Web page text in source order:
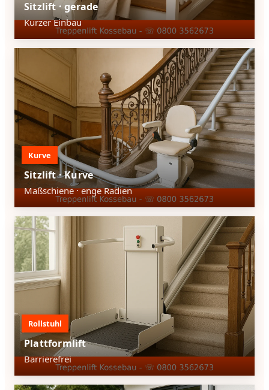
Sitzlift · gerade
Kurzer Einbau
Kurve
Sitzlift · Kurve
Maßschiene · enge Radien
Rollstuhl
Plattformlift
Barrierefrei